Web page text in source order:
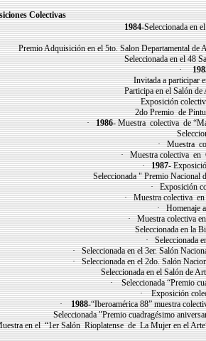
Colectivas
1984-Seleccionada en
Adquisición en el 5to. Salon Departamental de
Seleccionada en el 48
·1
Invitada a participar en la
Participa en el Salón de
Exposición colectiva
2do Premio de Pintura
·1986- Muestra colectiva de
· Muestra
· Muestra colectiva en
·1987-
Seleccionada " Premio
· Exposición
· Muestra colectiva en
· Homenaje
· Muestra colectiva
Seleccionada en la
· Seleccionada
· Seleccionada en el 3er. Salón
· Seleccionada en el 2do. Salón
Seleccionada en el Salón de
· Seleccionada “Premio
· Exposición
·1988-“Iberoamérica 88” muestra
Seleccionada "Premio cuadragésimo
en el “1er Salón Rioplatense de La Mujer en el